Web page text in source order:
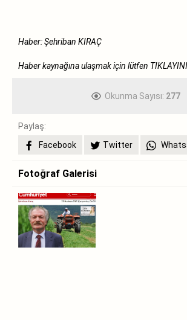
Haber: Şehriban KIRAÇ
Haber kaynağına ulaşmak için lütfen
Okunma Sayısı: 277
Paylaş:
Facebook
Twitter
Fotoğraf Galerisi